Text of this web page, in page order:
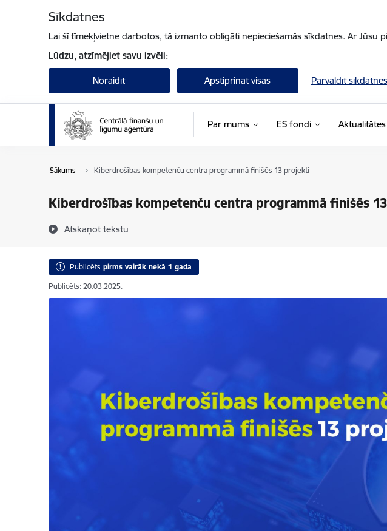
Sīkdatnes
Lai šī tīmekļvietne darbotos, tā izmanto obligāti nepieciešamās sīkdatnes. Ar
Lūdzu, atzīmējiet savu izvēli:
Noraidīt Apstiprināt visas Pārvaldīt sīkdatnes
Par mums ES fondi Aktualitātes
Sākums Kiberdrošības kompetenču centra programmā finišēs 13 projekti
Kiberdrošības kompetenču centra programmā finišēs
Atskaņot tekstu
Publicēts pirms vairāk nekā 1 gada
Publicēts: 20.03.2025.